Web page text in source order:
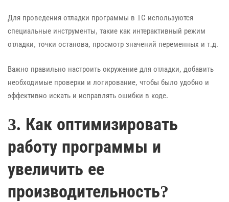
Для проведения отладки программы в 1С используются
специальные инструменты, такие как интерактивный режим
отладки, точки останова, просмотр значений переменных и т.д.
Важно правильно настроить окружение для отладки, добавить
необходимые проверки и логирование, чтобы было удобно и
эффективно искать и исправлять ошибки в коде.
3. Как оптимизировать
работу программы и
увеличить ее
производительность?